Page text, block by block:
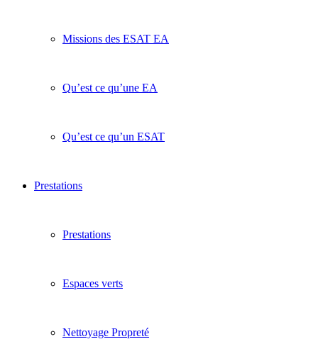
Missions des ESAT EA
Qu’est ce qu’une EA
Qu’est ce qu’un ESAT
Prestations
Prestations
Espaces verts
Nettoyage Propreté